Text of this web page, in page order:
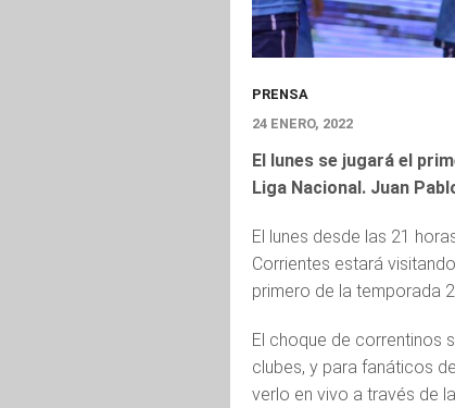
PRENSA
24 ENERO, 2022
El lunes se jugará el
Liga Nacional. Juan
El lunes desde las 21
Corrientes estará
primero de la temporada
El choque de correntinos
clubes, y para fanáticos
verlo en vivo a través de